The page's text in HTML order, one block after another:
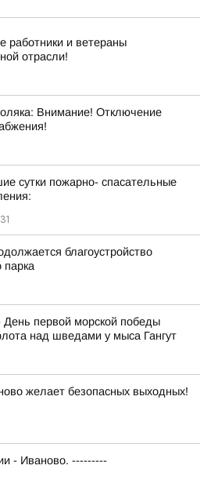
работники и ветераны
отрасли!
Внимание! Отключение
сутки пожарно- спасательные
благоустройство
парка
День первой морской победы
над шведами у мыса Гангут
желает безопасных выходных!
- Иваново. ---------